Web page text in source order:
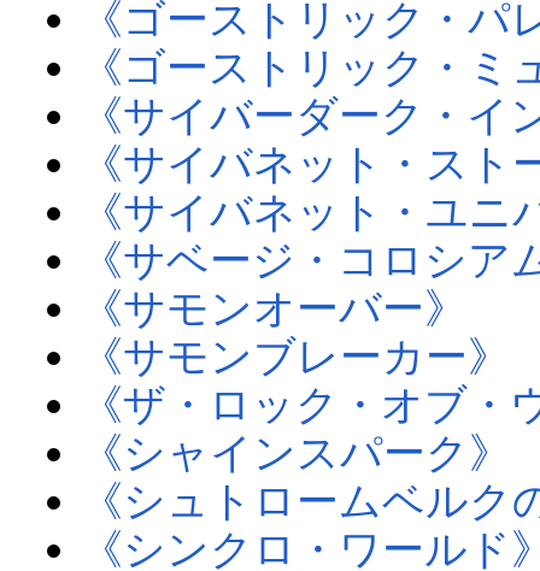
《ゴーストリック・パ
《ゴーストリック・ミ
《サイバーダーク・イ
《サイバネット・スト
《サイバネット・ユニ
《サベージ・コロシア
《サモンオーバー》
《サモンブレーカー》
《ザ・ロック・オブ・
《シャインスパーク》
《シュトロームベルク
《シンクロ・ワールド